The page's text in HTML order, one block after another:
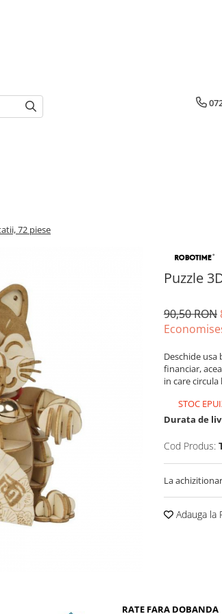
72 piese
Puzzle
90,50 RON
Deschide
financiar,
in care
STOC
Durata de
Cod Produs:
La
Adauga la
RATE FARA DOBANDA